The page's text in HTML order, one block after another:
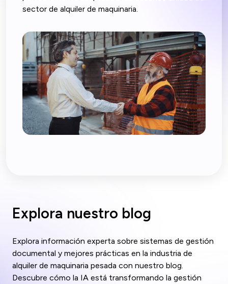
sector de alquiler de maquinaria.
Explora nuestro blog
Explora información experta sobre sistemas de gestión
documental y mejores prácticas en la industria de
alquiler de maquinaria pesada con nuestro blog.
Descubre cómo la IA está transformando la gestión